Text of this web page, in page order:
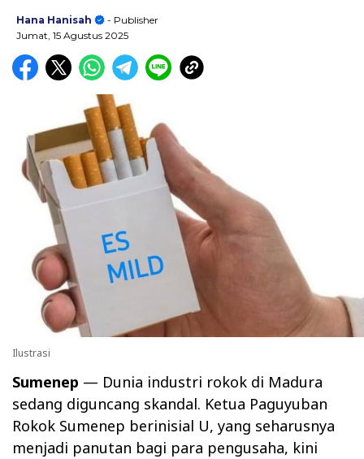
Hana Hanisah
- Publisher
Jumat, 15 Agustus 2025
Ilustrasi
Sumenep — Dunia industri rokok di Madura
sedang diguncang skandal. Ketua Paguyuban
Rokok Sumenep berinisial U, yang seharusnya
menjadi panutan bagi para pengusaha, kini